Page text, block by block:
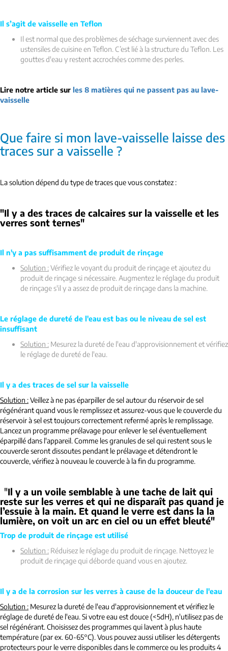
Il s’agit de vaisselle en Teflon
Il est normal que des problèmes de séchage surviennent avec des
ustensiles de cuisine en Teflon. C’est lié à la structure du Teflon. Les
gouttes d'eau y restent accrochées comme des perles.
Lire notre article sur les 8 matières qui ne passent pas au lave-
vaisselle
Que faire si mon lave-vaisselle laisse des
traces sur a vaisselle ?
La solution dépend du type de traces que vous constatez :
"Il y a des traces de calcaires sur la vaisselle et les
verres sont ternes"
Il n'y a pas suffisamment de produit de rinçage
Solution :Vérifiez le voyant du produit de rinçage et ajoutez du
produit de rinçage si nécessaire. Augmentez le réglage du produit
de rinçage s'il y a assez de produit de rinçage dans la machine.
Le réglage de dureté de l'eau est bas ou le niveau de sel est
insuffisant
Solution : Mesurez la dureté de l'eau d'approvisionnement et vérifiez
le réglage de dureté de l'eau.
Il y a des traces de sel sur la vaisselle
Solution :Veillez à ne pas éparpiller de sel autour du réservoir de sel
régénérant quand vous le remplissez et assurez-vous que le couvercle du
réservoir à sel est toujours correctement refermé après le remplissage.
Lancez un programme prélavage pour enlever le sel éventuellement
éparpillé dans l'appareil. Comme les granules de sel qui restent sous le
couvercle seront dissoutes pendant le prélavage et détendront le
couvercle, vérifiez à nouveau le couvercle à la fin du programme.
"Il y a un voile semblable à une tache de lait qui
reste sur les verres et qui ne disparaît pas quand je
l’essuie à la main. Et quand le verre est dans la la
lumière, on voit un arc en ciel ou un effet bleuté"
Trop de produit de rinçage est utilisé
Solution : Réduisez le réglage du produit de rinçage. Nettoyez le
produit de rinçage qui déborde quand vous en ajoutez.
Il y a de la corrosion sur les verres à cause de la douceur de l'eau
Solution : Mesurez la dureté de l'eau d'approvisionnement et vérifiez le
réglage de dureté de l'eau. Si votre eau est douce (<5dH), n'utilisez pas de
sel régénérant. Choisissez des programmes qui lavent à plus haute
température (par ex. 60-65°C). Vous pouvez aussi utiliser les détergents
protecteurs pour le verre disponibles dans le commerce ou les produits 4